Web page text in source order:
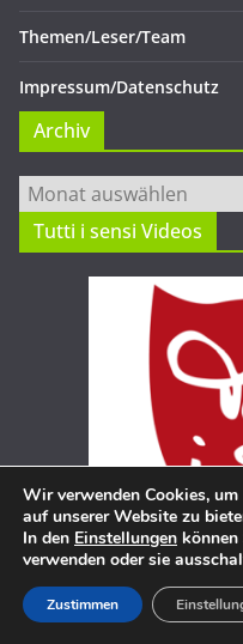
Themen/Leser/Team
Impressum/Datenschutz
Archiv
Archiv
Tutti i sensi Videos
Wir verwenden Cookies,
auf unserer Website zu
In den Einstellungen
verwenden oder sie
Zustimmen